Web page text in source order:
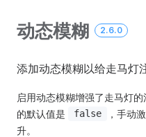
动态模糊 2.6.0
添加动态模糊以给走马灯
启用动态模糊增强了走马灯的
的默认值是 false
，手动
升。